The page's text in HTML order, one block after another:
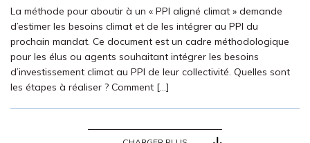
La méthode pour aboutir à un « PPI aligné climat » demande
d’estimer les besoins climat et de les intégrer au PPI du
prochain mandat. Ce document est un cadre méthodologique
pour les élus ou agents souhaitant intégrer les besoins
d’investissement climat au PPI de leur collectivité. Quelles sont
les étapes à réaliser ? Comment […]